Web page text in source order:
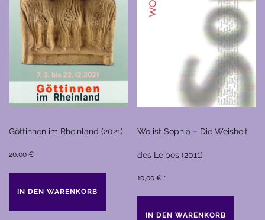
Göttinnen im Rheinland (2021)
20,00 € *
IN DEN WARENKORB
Wo ist Sophia – Die Weisheit
des Leibes (2011)
10,00€ *
IN DEN WARENKORB